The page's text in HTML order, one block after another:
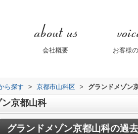
会社概要 お客様
ら探す > 京都市山科区 > グランドメゾン
京都山科
グランドメゾン京都山科の過